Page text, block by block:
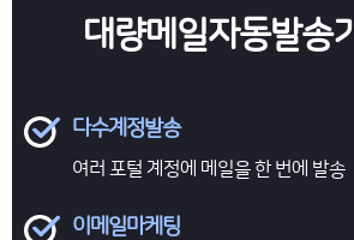
대량메일자동발송기
다수계정발송
여러 포털 계정에 메일을 한 번에 발송
이메일마케팅